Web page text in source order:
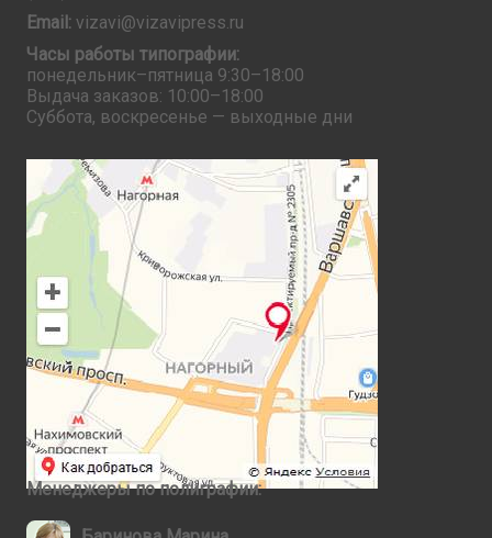
Email: vizavi@vizavipress.ru
Часы работы типографии:
понедельник–пятница 9:30–18:00
Выдача заказов: 10:00–18:00
Суббота, воскресенье — выходные дни
Менеджеры по полиграфии: